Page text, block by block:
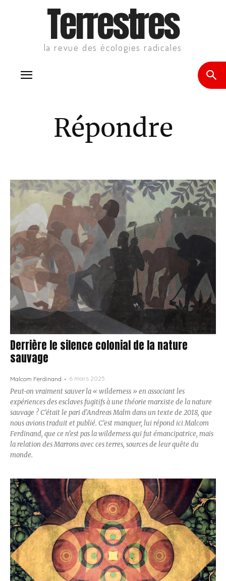
Terrestres
la revue des écologies radicales
Répondre
Derrière le silence colonial de la nature
sauvage
Malcom Ferdinand - 6 mars 2025
Peut-on vraiment sauver la « wilderness » en associant les
expériences des esclaves fugitifs à une théorie marxiste de la nature
sauvage ? C’était le pari d’Andreas Malm dans un texte de 2018, que
nous avions traduit et publié. C’est manquer, lui répond ici Malcom
Ferdinand, que ce n’est pas la wilderness qui fut émancipatrice, mais
la relation des Marrons avec ces terres, sources de leur quête du
monde.